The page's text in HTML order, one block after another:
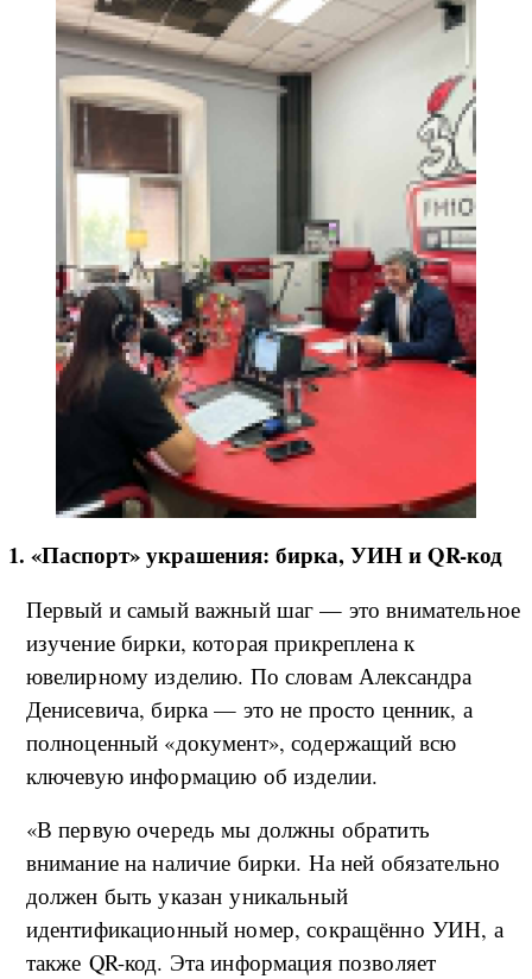
1. «Паспорт» украшения: бирка, УИН и QR-код
Первый и самый важный шаг — это внимательное
изучение бирки, которая прикреплена к
ювелирному изделию. По словам Александра
Денисевича, бирка — это не просто ценник, а
полноценный «документ», содержащий всю
ключевую информацию об изделии.
«В первую очередь мы должны обратить
внимание на наличие бирки. На ней обязательно
должен быть указан уникальный
идентификационный номер, сокращённо УИН, а
также QR-код. Эта информация позволяет